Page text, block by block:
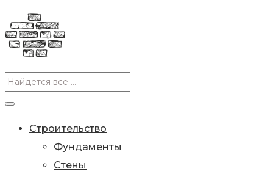
Строительство
Фундаменты
Стены